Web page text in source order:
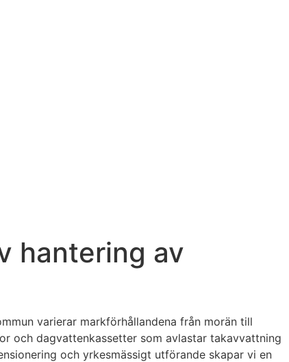
hantering av
varierar markförhållandena från morän till
och dagvattenkassetter som avlastar takavvattning
och yrkesmässigt utförande skapar vi en